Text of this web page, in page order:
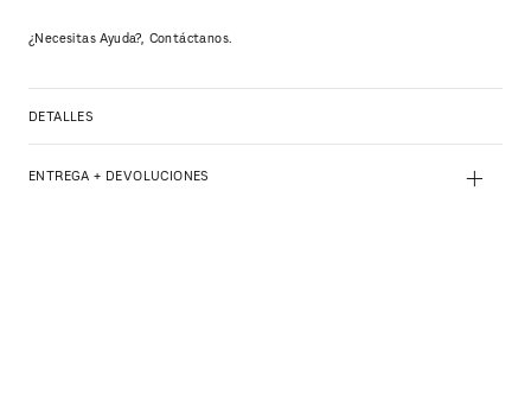
¿Necesitas Ayuda?, Contáctanos.
DETALLES
ENTREGA + DEVOLUCIONES +